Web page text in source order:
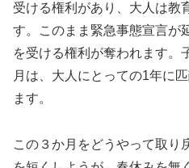
受ける権利があり、大人は教
す。このまま緊急事態宣言が
を受ける権利が奪われます。
月は、大人にとっての1年に
ます。
この３か月をどうやって取り